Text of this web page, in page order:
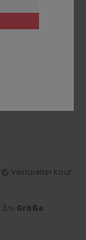
Verifizierter Kauf
Verifizierter Kauf
3/5 Größe: